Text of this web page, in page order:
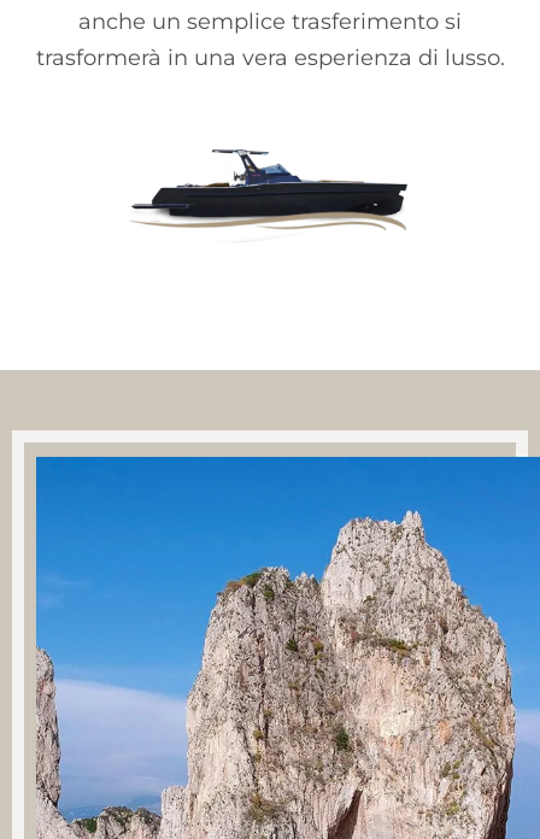
anche un semplice trasferimento si
trasformerà in una vera esperienza di lusso.